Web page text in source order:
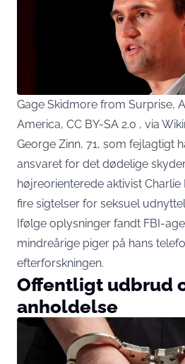
Gage Skidmore from Surprise,
America, CC BY-SA 2.0 , via
George Zinn, 71, som fejlagtigt
ansvaret for det dødelige
højreorienterede aktivist
fire sigtelser for seksuel
Ifølge oplysninger fandt FBI-
mindreårige piger på hans
efterforskningen.
Offentligt udbrud
anholdelse